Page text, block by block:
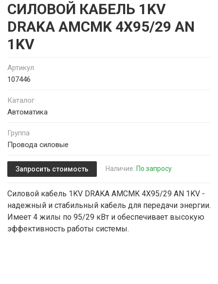
СИЛОВОЙ КАБЕЛЬ 1KV
DRAKA AMCMK 4X95/29 AN
1KV
Артикул
107446
Каталог
Автоматика
Группа
Провода силовые
Запросить стоимость Наличие: По запросу
Силовой кабель 1KV DRAKA AMCMK 4X95/29 AN 1KV -
надежный и стабильный кабель для передачи энергии.
Имеет 4 жилы по 95/29 кВт и обеспечивает высокую
эффективность работы системы.